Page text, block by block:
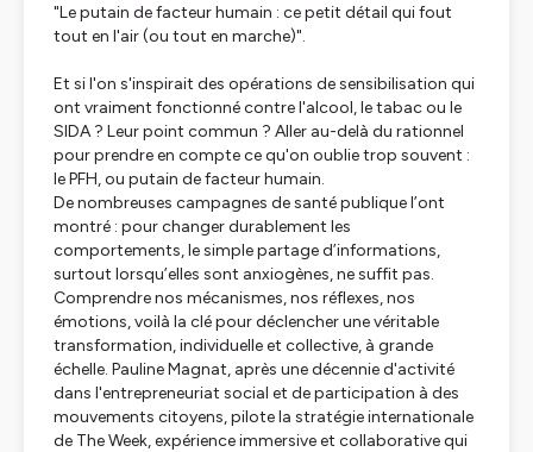
"Le putain de facteur humain : ce petit détail qui fout
tout en l'air (ou tout en marche)".
Et si l'on s'inspirait des opérations de sensibilisation qui
ont vraiment fonctionné contre l'alcool, le tabac ou le
SIDA ? Leur point commun ? Aller au-delà du rationnel
pour prendre en compte ce qu'on oublie trop souvent :
le PFH, ou putain de facteur humain.
De nombreuses campagnes de santé publique l’ont
montré : pour changer durablement les
comportements, le simple partage d’informations,
surtout lorsqu’elles sont anxiogènes, ne suffit pas.
Comprendre nos mécanismes, nos réflexes, nos
émotions, voilà la clé pour déclencher une véritable
transformation, individuelle et collective, à grande
échelle. Pauline Magnat, après une décennie d'activité
dans l'entrepreneuriat social et de participation à des
mouvements citoyens, pilote la stratégie internationale
de The Week, expérience immersive et collaborative qui